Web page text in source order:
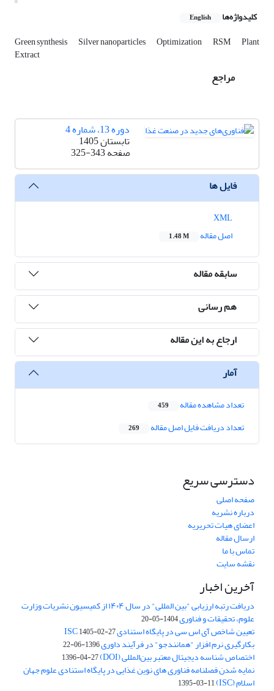
کلیدواژه‌ها English
Green synthesis Silver nanoparticles Optimization RSM Plant
Extract
مراجع
دوره 13، شماره 4
تابستان 1405
صفحه325-343
فایل ها
اصل مقاله
1.48 M
سابقه مقاله
هم رسانی
ارجاع به این مقاله
آمار
تعداد مشاهده مقاله 459
تعداد دریافت فایل اصل مقاله 269
دسترسی سریع
صفحه اصلی
درباره نشریه
اعضای هیات تحریریه
ارسال مقاله
تماس با ما
نقشه سایت
آخرین اخبار
دریافت رتبه ارزیابی "بین المللی" در سال ۱۴۰۴ از کمیسیون نشریات وزارت
علوم، تحقیقات و فناوری1404-05-20
تعیین شاخص آی اس سی در پایگاه استنادی ISC1405-02-27
بکارگیری نرم افزار "همانندجو" در فرآیند داوری1396-06-22
اختصاص شناسه دیجیتال معتبر بین‌المللی (DOI) 1396-04-27
نمایه شدن فصلنامه فناوری های نوین غذایی در پایگاه استنادی علوم جهان
اسلام (ISC) 1395-03-11